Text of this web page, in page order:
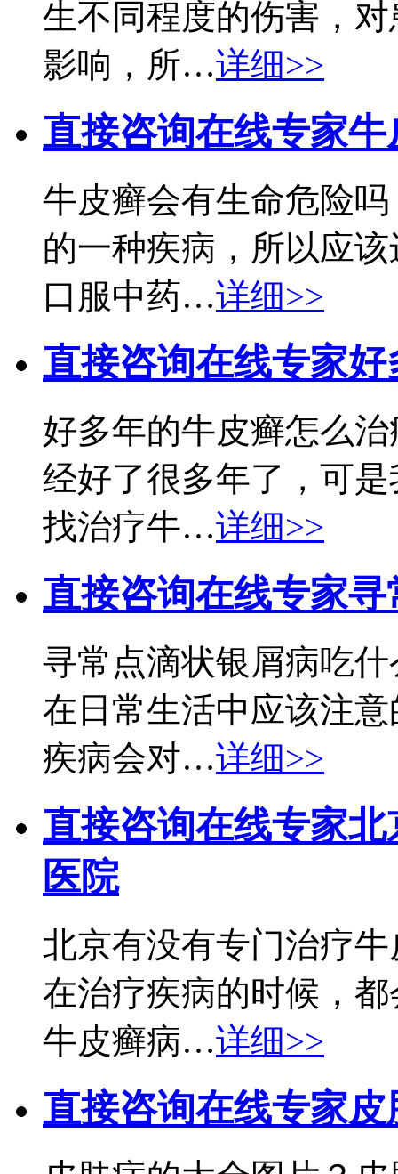
生不同程度的伤害，
影响，所…详细>>
直接咨询在线专家牛
牛皮癣会有生命危险
的一种疾病，所以应
口服中药…详细>>
直接咨询在线专家好
好多年的牛皮癣怎么
经好了很多年了，可
找治疗牛…详细>>
直接咨询在线专家寻
寻常点滴状银屑病吃
在日常生活中应该注
疾病会对…详细>>
直接咨询在线专家北
医院
北京有没有专门治疗
在治疗疾病的时候，
牛皮癣病…详细>>
直接咨询在线专家皮